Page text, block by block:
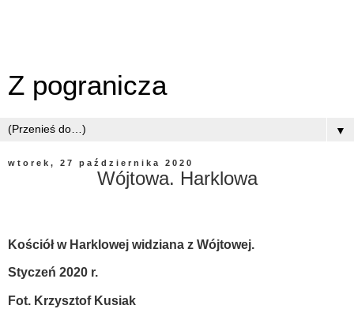
Z pogranicza
▼
wtorek, 27 października 2020
Wójtowa. Harklowa
Kościół w Harklowej widziana z Wójtowej.
Styczeń 2020 r.
Fot. Krzysztof Kusiak